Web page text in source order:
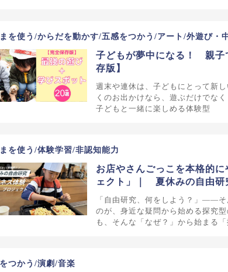
を使う/からだを動かす/五感をつかう/アート/外遊び・
子どもが夢中になる！ 親子
存版】
週末や連休は、子どもにとって新
くのお出かけなら、遊ぶだけでな
子どもと一緒に楽しめる体験型
を使う/体験学習/非認知能力
お店やさんごっこを本格的
ェクト」｜ 夏休みの自由
「自由研究、何をしよう？」——
のが、身近な疑問から始める探究
も、そんな「なぜ？」から始まる
つかう/演劇/音楽